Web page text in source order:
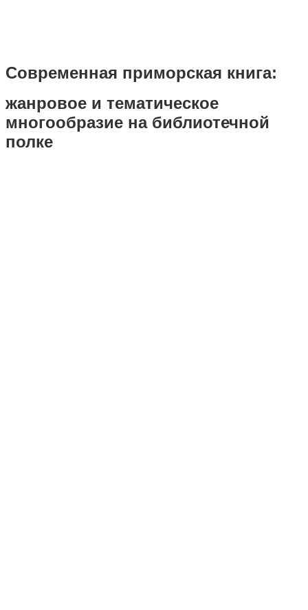
Современная приморская книга:
жанровое и тематическое
многообразие на библиотечной
полке